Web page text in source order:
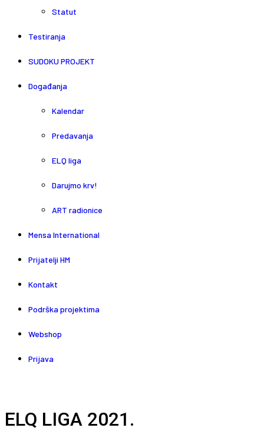
Statut
Testiranja
SUDOKU PROJEKT
Događanja
Kalendar
Predavanja
ELQ liga
Darujmo krv!
ART radionice
Mensa International
Prijatelji HM
Kontakt
Podrška projektima
Webshop
Prijava
ELQ LIGA 2021.